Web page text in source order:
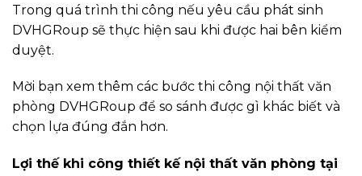
Trong quá trình thi công nếu yêu cầu phát sinh
DVHGRoup sẽ thực hiện sau khi được hai bên kiểm
duyệt.
Mời bạn xem thêm các bước thi công nội thất văn
phòng DVHGRoup để so sánh được gì khác biết và
chọn lựa đúng đắn hơn.
Lợi thế khi công thiết kế nội thất văn phòng tại